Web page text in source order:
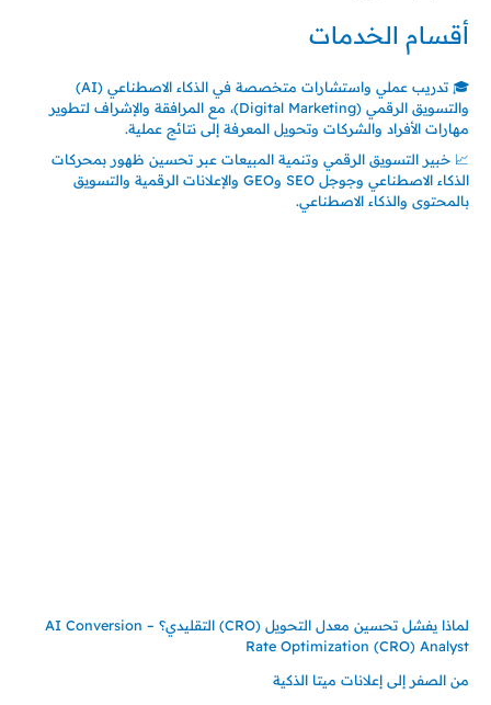
أقسام الخدمات
🎓 تدريب عملي واستشارات متخصصة في الذكاء الاصطناعي (AI)
والتسويق الرقمي (Digital Marketing)، مع المرافقة والإشراف لتطوير
مهارات الأفراد والشركات وتحويل المعرفة إلى نتائج عملية.
📈 خبير التسويق الرقمي وتنمية المبيعات عبر تحسين ظهور بمحركات
الذكاء الاصطناعي وجوجل SEO وGEO والإعلانات الرقمية والتسويق
بالمحتوى والذكاء الاصطناعي.
لماذا يفشل تحسين معدل التحويل (CRO) التقليدي؟ – AI Conversion
Rate Optimization (CRO) Analyst
من الصفر إلى إعلانات ميتا الذكية